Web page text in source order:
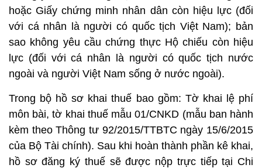
hoặc Giấy chứng minh nhân dân còn hiệu lực (đối
với cá nhân là người có quốc tịch Việt Nam); bản
sao không yêu cầu chứng thực Hộ chiếu còn hiệu
lực (đối với cá nhân là người có quốc tịch nước
ngoài và người Việt Nam sống ở nước ngoài).
Trong bộ hồ sơ khai thuế bao gồm: Tờ khai lệ phí
môn bài, tờ khai thuế mẫu 01/CNKD (mẫu ban hành
kèm theo Thông tư 92/2015/TTBTC ngày 15/6/2015
của Bộ Tài chính). Sau khi hoàn thành phần kê khai,
hồ sơ đăng ký thuế sẽ được nộp trực tiếp tại Chi